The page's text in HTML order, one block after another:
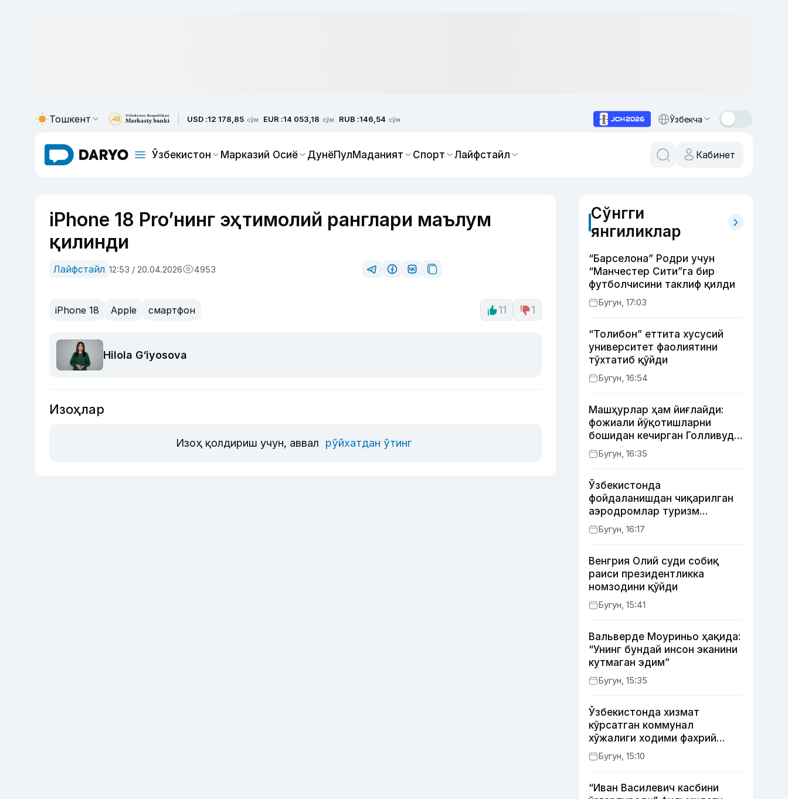
Тошкент USD :12 178,85 сўм EUR :14 053,18 сўм RUB :146,54 сўм Ўзбекча
Ўзбекистон Марказий Осиё ДунёПулМаданият Спорт Лайфстайл Кабинет
iPhone 18 Pro’нинг эҳтимолий ранглари маълум
қилинди
Лайфстайл 12:53 / 20.04.2026 4953
iPhone 18 Apple смартфон 11 1
Hilola G‘iyosova
Изоҳлар
Изоҳ қолдириш учун, аввал рўйхатдан ўтинг
Сўнгги
янгиликлар
“Барселона” Родри учун
“Манчестер Сити”га бир
футболчисини таклиф қилди
Бугун, 17:03
“Толибон” еттита хусусий
университет фаолиятини
тўхтатиб қўйди
Бугун, 16:54
Машҳурлар ҳам йиғлайди:
фожиали йўқотишларни
бошидан кечирган Голливуд
юлдузлари
Бугун, 16:35
Ўзбекистонда
фойдаланишдан чиқарилган
аэродромлар туризм
мақсадида ижарага
берилиши мумкин
Бугун, 16:17
Венгрия Олий суди собиқ
раиси президентликка
номзодини қўйди
Бугун, 15:41
Вальверде Моуриньо ҳақида:
“Унинг бундай инсон эканини
кутмаган эдим”
Бугун, 15:35
Ўзбекистонда хизмат
кўрсатган коммунал
хўжалиги ходими фахрий
унвони таъсис этилиши
мумкин
Бугун, 15:10
“Иван Василевич касбини